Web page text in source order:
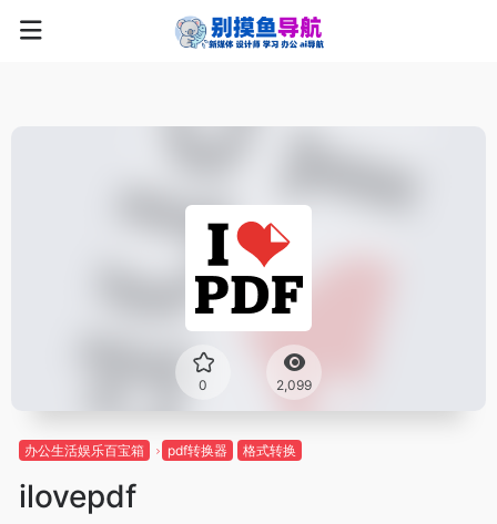
0 2,099
办公生活娱乐百宝箱 pdf转换器 格式转换
ilovepdf